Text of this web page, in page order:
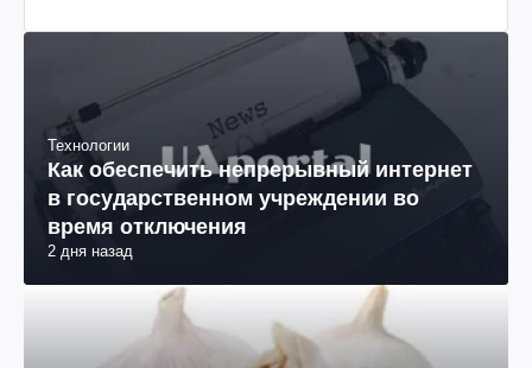
Технологии
Как обеспечить непрерывный интернет
в государственном учреждении во
время отключения
2 дня назад